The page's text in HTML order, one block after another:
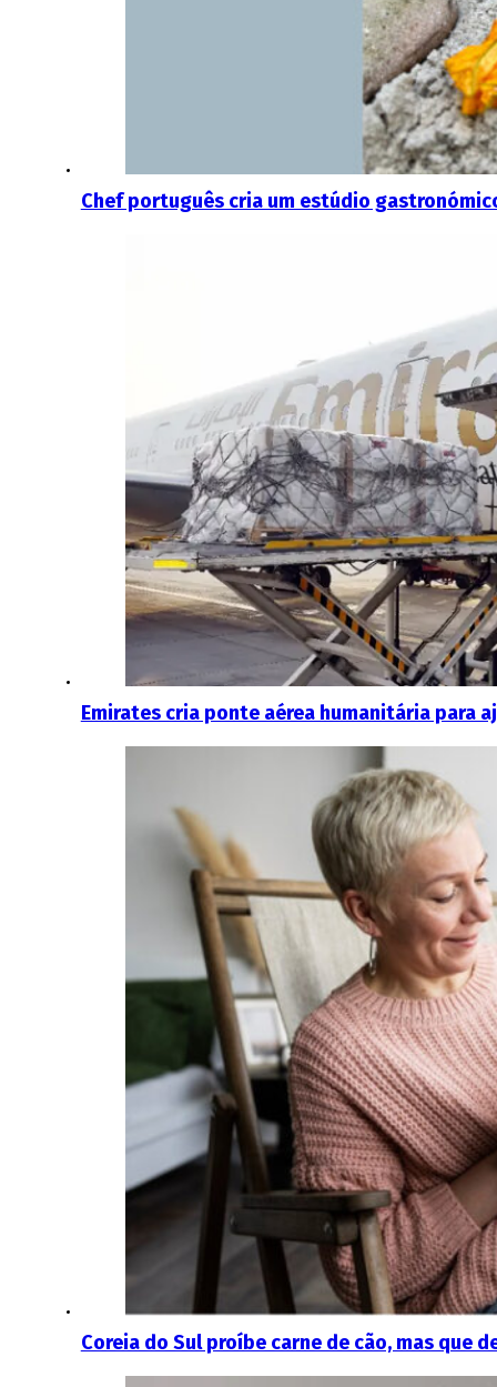
Chef português cria um estúdio
Emirates cria ponte aérea humanitária para
Coreia do Sul proíbe carne de cão, mas que